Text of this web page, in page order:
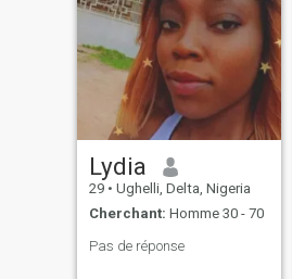
Lydia
29 • Ughelli, Delta, Nigeria
Cherchant: Homme 30 - 70
Pas de réponse